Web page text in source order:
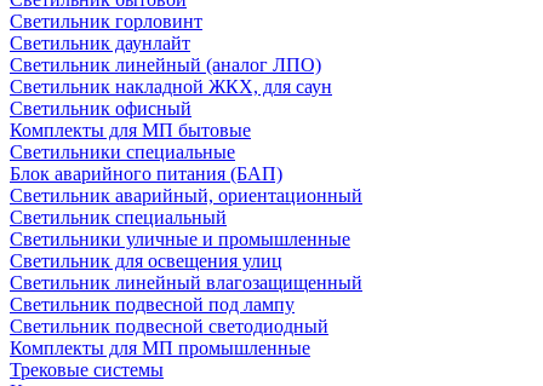
Светильник горловинт
Светильник даунлайт
Светильник линейный (аналог ЛПО)
Светильник накладной ЖКХ, для саун
Светильник офисный
Комплекты для МП бытовые
Светильники специальные
Блок аварийного питания (БАП)
Светильник аварийный, ориентационный
Светильник специальный
Светильники уличные и промышленные
Светильник для освещения улиц
Светильник линейный влагозащищенный
Светильник подвесной под лампу
Светильник подвесной светодиодный
Комплекты для МП промышленные
Трековые системы